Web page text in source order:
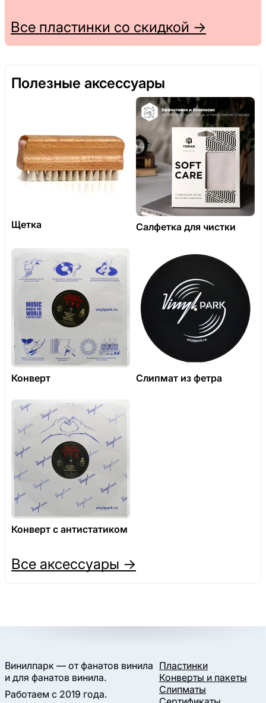
Все пластинки со скидкой →
Полезные аксессуары
Щетка Салфетка для чистки
Конверт Слипмат из фетра
Конверт с антистатиком
Все аксессуары →
Винилпарк — от фанатов винила
и для фанатов винила.
Работаем с 2019 года.
Пластинки
Конверты и пакеты
Слипматы